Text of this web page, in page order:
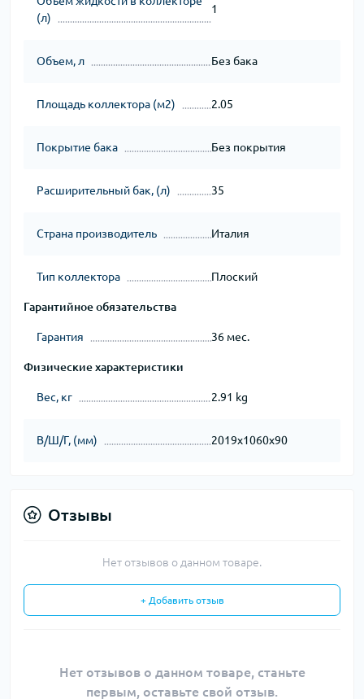
(л)
1
Объем, л Без бака
Площадь коллектора (м2) 2.05
Покрытие бака Без покрытия
Расширительный бак, (л) 35
Страна производитель Италия
Тип коллектора Плоский
Гарантийное обязательства
Гарантия 36 мес.
Физические характеристики
Вес, кг 2.91 kg
В/Ш/Г, (мм) 2019х1060х90
Отзывы
Нет отзывов о данном товаре.
+ Добавить отзыв
Нет отзывов о данном товаре, станьте
первым, оставьте свой отзыв.